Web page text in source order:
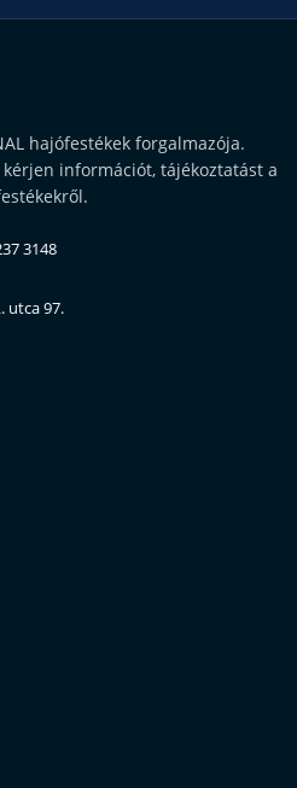
hajófestékek forgalmazója.
információt, tájékoztatást a
3148
utca 97.